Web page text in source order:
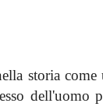
storia
dell'uomo